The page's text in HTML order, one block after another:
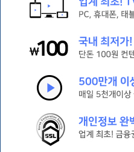
제휴